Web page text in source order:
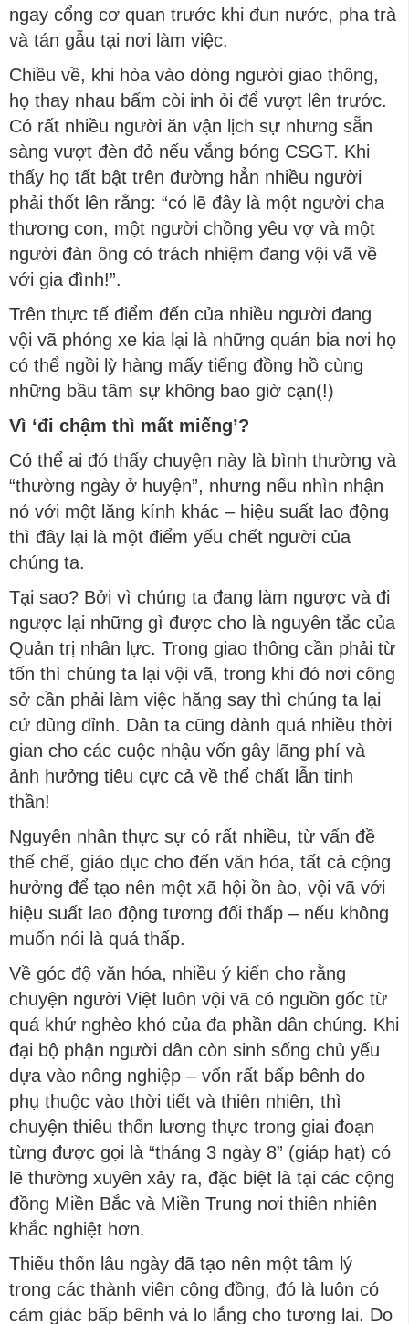
ngay cổng cơ quan trước khi đun nước, pha trà
và tán gẫu tại nơi làm việc.
Chiều về, khi hòa vào dòng người giao thông,
họ thay nhau bấm còi inh ỏi để vượt lên trước.
Có rất nhiều người ăn vận lịch sự nhưng sẵn
sàng vượt đèn đỏ nếu vắng bóng CSGT. Khi
thấy họ tất bật trên đường hẳn nhiều người
phải thốt lên rằng: “có lẽ đây là một người cha
thương con, một người chồng yêu vợ và một
người đàn ông có trách nhiệm đang vội vã về
với gia đình!”.
Trên thực tế điểm đến của nhiều người đang
vội vã phóng xe kia lại là những quán bia nơi họ
có thể ngồi lỳ hàng mấy tiếng đồng hồ cùng
những bầu tâm sự không bao giờ cạn(!)
Vì ‘đi chậm thì mất miếng’?
Có thể ai đó thấy chuyện này là bình thường và
“thường ngày ở huyện”, nhưng nếu nhìn nhận
nó với một lăng kính khác – hiệu suất lao động
thì đây lại là một điểm yếu chết người của
chúng ta.
Tại sao? Bởi vì chúng ta đang làm ngược và đi
ngược lại những gì được cho là nguyên tắc của
Quản trị nhân lực. Trong giao thông cần phải từ
tốn thì chúng ta lại vội vã, trong khi đó nơi công
sở cần phải làm việc hăng say thì chúng ta lại
cứ đủng đỉnh. Dân ta cũng dành quá nhiều thời
gian cho các cuộc nhậu vốn gây lãng phí và
ảnh hưởng tiêu cực cả về thể chất lẫn tinh
thần!
Nguyên nhân thực sự có rất nhiều, từ vấn đề
thế chế, giáo dục cho đến văn hóa, tất cả cộng
hưởng để tạo nên một xã hội ồn ào, vội vã với
hiệu suất lao động tương đối thấp – nếu không
muốn nói là quá thấp.
Về góc độ văn hóa, nhiều ý kiến cho rằng
chuyện người Việt luôn vội vã có nguồn gốc từ
quá khứ nghèo khó của đa phần dân chúng. Khi
đại bộ phận người dân còn sinh sống chủ yếu
dựa vào nông nghiệp – vốn rất bấp bênh do
phụ thuộc vào thời tiết và thiên nhiên, thì
chuyện thiếu thốn lương thực trong giai đoạn
từng được gọi là “tháng 3 ngày 8” (giáp hạt) có
lẽ thường xuyên xảy ra, đặc biệt là tại các cộng
đồng Miền Bắc và Miền Trung nơi thiên nhiên
khắc nghiệt hơn.
Thiếu thốn lâu ngày đã tạo nên một tâm lý
trong các thành viên cộng đồng, đó là luôn có
cảm giác bấp bênh và lo lắng cho tương lai. Do